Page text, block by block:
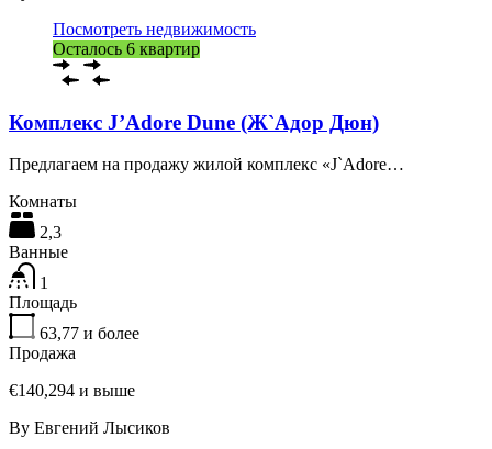
Посмотреть недвижимость
Осталось 6 квартир
Комплекс J’Adore Dune (Ж`Aдор Дюн)
Предлагаем на продажу жилой комплекс «J`Adore…
Комнаты
2,3
Ванные
1
Площадь
63,77 и более
Продажа
€140,294 и выше
By Евгений Лысиков